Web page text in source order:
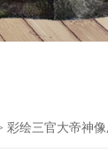
彩绘三官大帝神